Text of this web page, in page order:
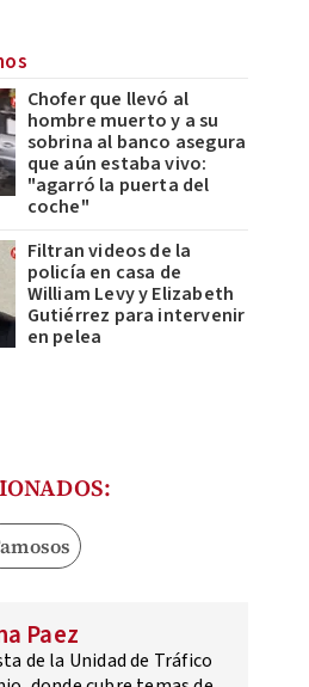
Chofer que llevó al
hombre muerto y a su
sobrina al banco asegura
que aún estaba vivo:
"agarró la puerta del
coche"
Filtran videos de la
policía en casa de
William Levy y Elizabeth
Gutiérrez para intervenir
en pelea
Paez
de la Unidad de Tráfico